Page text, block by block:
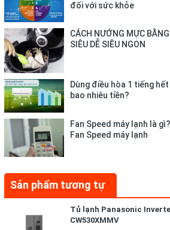
đối với sức khỏe
CÁCH NƯỚNG MỰC
SIÊU DỄ SIÊU NGON
Dùng điều hòa 1 tiếng
bao nhiêu tiền?
Fan Speed máy lạnh là
Fan Speed máy lạnh
Sản phẩm tương tự
Tủ lạnh Panasonic
CW530XMMV